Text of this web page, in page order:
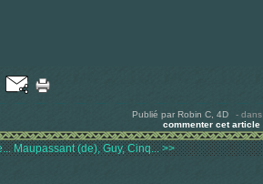
C.4D
Publié par Robin C, 4D - dans
commenter cet article
Maupassant (de), Guy, Cinq... >>